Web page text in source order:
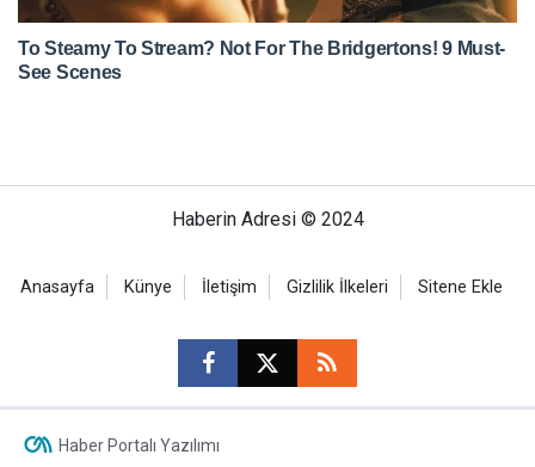
Haberin Adresi © 2024
Anasayfa Künye İletişim Gizlilik İlkeleri Sitene Ekle
Haber Portalı Yazılımı